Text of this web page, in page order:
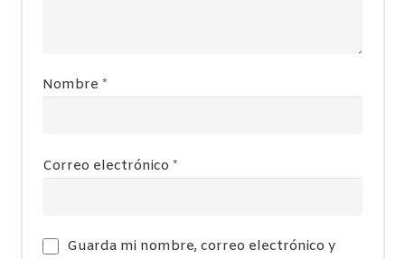
Nombre *
Correo electrónico *
Guarda mi nombre, correo electrónico y